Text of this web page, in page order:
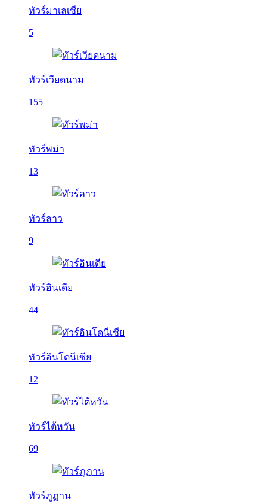
ทัวร์มาเลเซีย
5
ทัวร์เวียดนาม
155
ทัวร์พม่า
13
ทัวร์ลาว
9
ทัวร์อินเดีย
44
ทัวร์อินโดนีเซีย
12
ทัวร์ไต้หวัน
69
ทัวร์ภูฏาน